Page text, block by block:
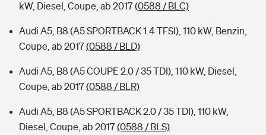
kW, Diesel, Coupe, ab 2017(0588 / BLC)
Audi A5, B8 (A5 SPORTBACK 1.4 TFSI), 110 kW, Benzin,
Coupe, ab 2017(0588 / BLD)
Audi A5, B8 (A5 COUPE 2.0 / 35 TDI), 110 kW, Diesel,
Coupe, ab 2017(0588 / BLR)
Audi A5, B8 (A5 SPORTBACK 2.0 / 35 TDI), 110 kW,
Diesel, Coupe, ab 2017(0588 / BLS)